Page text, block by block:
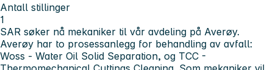
Antall stillinger
1
SAR søker nå mekaniker til vår avdeling på Averøy.
Averøy har to prosessanlegg for behandling av avfall:
Woss - Water Oil Solid Separation, og TCC -